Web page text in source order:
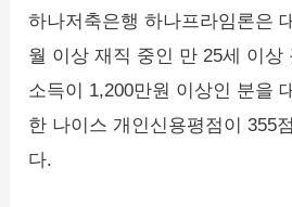
하나저축은행 하나프라임론은
월 이상 재직 중인 만 25세 이상
소득이 1,200만원 이상인 분을
한 나이스 개인신용평점이 355
다.